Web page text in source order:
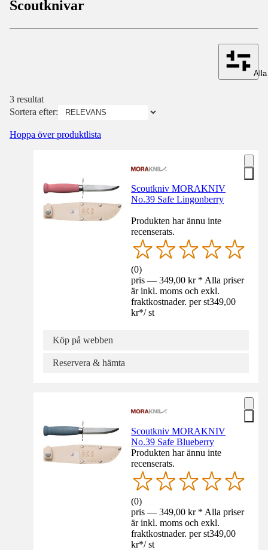
Scoutknivar
3 resultat
Sortera efter:
Hoppa över produktlista
Scoutkniv MORAKNIV
No.39 Safe Lingonberry
Produkten har ännu inte
recenserats.
(0)
pris — 349,00 kr * Alla priser
är inkl. moms och exkl.
fraktkostnader. per st349,00
kr*/ st
Köp på webben
Reservera & hämta
Scoutkniv MORAKNIV
No.39 Safe Blueberry
Produkten har ännu inte
recenserats.
(0)
pris — 349,00 kr * Alla priser
är inkl. moms och exkl.
fraktkostnader. per st349,00
kr*/ st